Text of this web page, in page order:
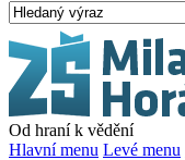
Od hraní k vědění
Hlavní menu Levé menu